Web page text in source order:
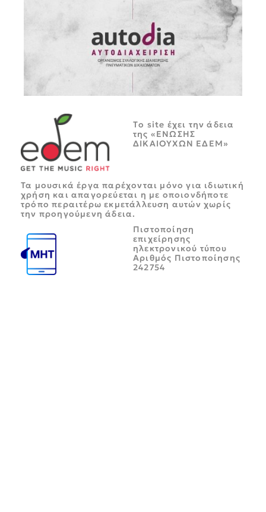
Tο site έχει την άδεια
της «ΕΝΩΣΗΣ
ΔΙΚΑΙΟΥΧΩΝ ΕΔΕΜ»
Τα μουσικά έργα παρέχονται μόνο για ιδιωτική
χρήση και απαγορεύεται η με οποιονδήποτε
τρόπο περαιτέρω εκμετάλλευση αυτών χωρίς
την προηγούμενη άδεια.
Πιστοποίηση
επιχείρησης
ηλεκτρονικού τύπου
Αριθμός Πιστοποίησης
242754